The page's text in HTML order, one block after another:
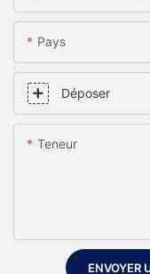
Pays
Déposer
Teneur
ENVOYER